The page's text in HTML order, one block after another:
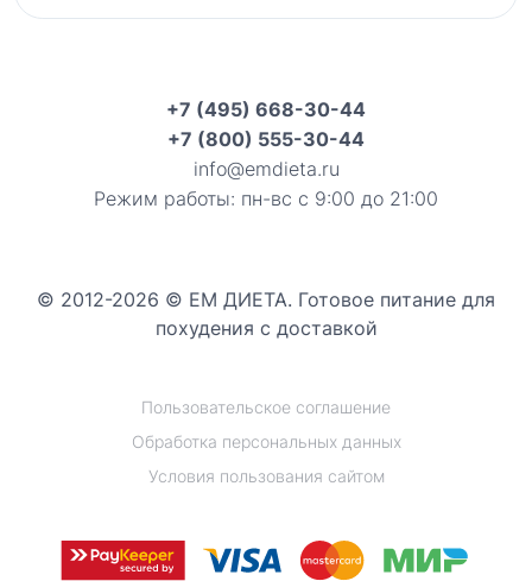
+7 (495) 668-30-44
+7 (800) 555-30-44
info@emdieta.ru
Режим работы: пн-вс с 9:00 до 21:00
© 2012-2026 © ЕМ ДИЕТА. Готовое питание для
похудения с доставкой
Пользовательское соглашение
Обработка персональных данных
Условия пользования сайтом